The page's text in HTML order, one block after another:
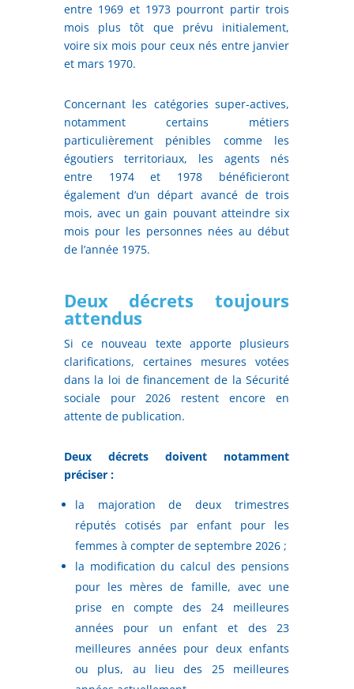
entre 1969 et 1973 pourront partir trois
mois plus tôt que prévu initialement,
voire six mois pour ceux nés entre janvier
et mars 1970.
Concernant les catégories super-actives,
notamment certains métiers
particulièrement pénibles comme les
égoutiers territoriaux, les agents nés
entre 1974 et 1978 bénéficieront
également d’un départ avancé de trois
mois, avec un gain pouvant atteindre six
mois pour les personnes nées au début
de l’année 1975.
Deux décrets toujours
attendus
Si ce nouveau texte apporte plusieurs
clarifications, certaines mesures votées
dans la loi de financement de la Sécurité
sociale pour 2026 restent encore en
attente de publication.
Deux décrets doivent notamment
préciser :
la majoration de deux trimestres
réputés cotisés par enfant pour les
femmes à compter de septembre 2026 ;
la modification du calcul des pensions
pour les mères de famille, avec une
prise en compte des 24 meilleures
années pour un enfant et des 23
meilleures années pour deux enfants
ou plus, au lieu des 25 meilleures